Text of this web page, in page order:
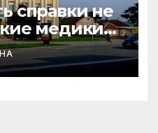
справки не
перед 1